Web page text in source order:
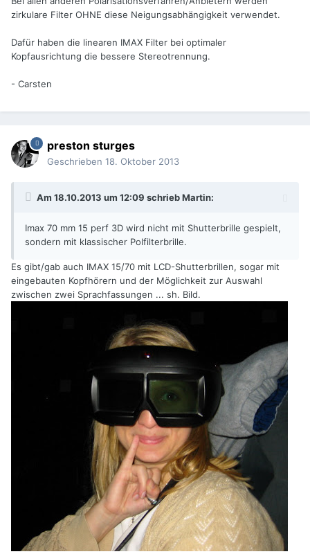
zirkulare Filter OHNE diese Neigungsabhängigkeit verwendet.
Dafür haben die linearen IMAX Filter bei optimaler
Kopfausrichtung die bessere Stereotrennung.
- Carsten
preston sturges
Geschrieben 18. Oktober 2013
Am 18.10.2013 um 12:09 schrieb Martin:
Imax 70 mm 15 perf 3D wird nicht mit Shutterbrille gespielt,
sondern mit klassischer Polfilterbrille.
Es gibt/gab auch IMAX 15/70 mit LCD-Shutterbrillen, sogar mit
eingebauten Kopfhörern und der Möglichkeit zur Auswahl
zwischen zwei Sprachfassungen ... sh. Bild.